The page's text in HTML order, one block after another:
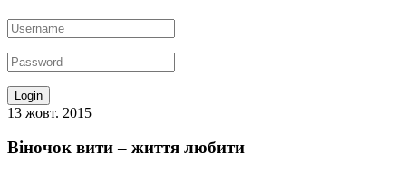
13 жовт. 2015
Віночок вити – життя любити